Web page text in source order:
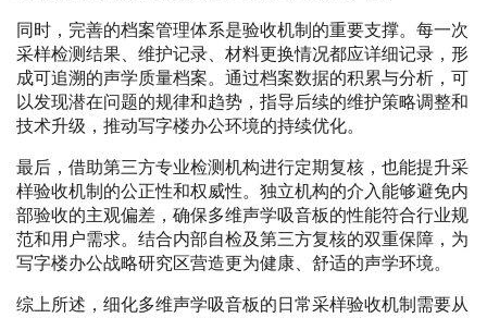
同时，完善的档案管理体系是验收机制的重要支撑。每一次
采样检测结果、维护记录、材料更换情况都应详细记录，形
成可追溯的声学质量档案。通过档案数据的积累与分析，可
以发现潜在问题的规律和趋势，指导后续的维护策略调整和
技术升级，推动写字楼办公环境的持续优化。
最后，借助第三方专业检测机构进行定期复核，也能提升采
样验收机制的公正性和权威性。独立机构的介入能够避免内
部验收的主观偏差，确保多维声学吸音板的性能符合行业规
范和用户需求。结合内部自检及第三方复核的双重保障，为
写字楼办公战略研究区营造更为健康、舒适的声学环境。
综上所述，细化多维声学吸音板的日常采样验收机制需要从